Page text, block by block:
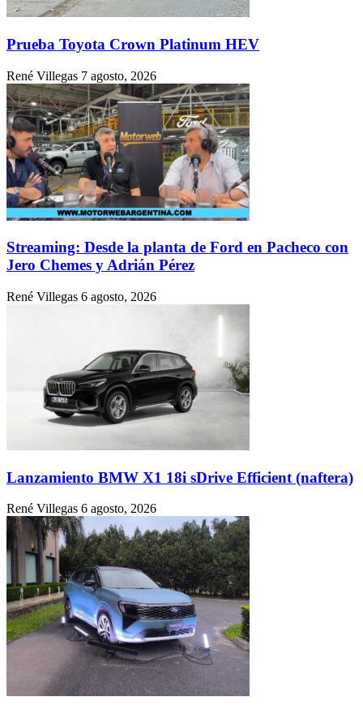
Prueba Toyota Crown Platinum HEV
René Villegas 7 agosto, 2026
Streaming: Desde la planta de Ford en Pacheco con
Jero Chemes y Adrián Pérez
René Villegas 6 agosto, 2026
Lanzamiento BMW X1 18i sDrive Efficient (naftera)
René Villegas 6 agosto, 2026